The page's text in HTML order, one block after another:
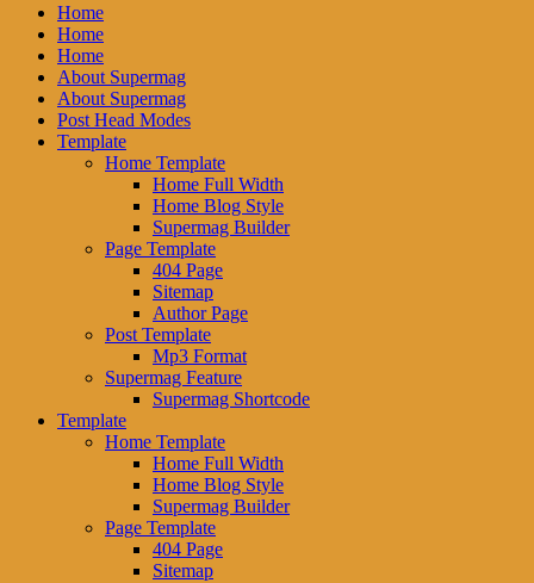
Home
Home
Home
About Supermag
About Supermag
Post Head Modes
Template
Home Template
Home Full Width
Home Blog Style
Supermag Builder
Page Template
404 Page
Sitemap
Author Page
Post Template
Mp3 Format
Supermag Feature
Supermag Shortcode
Template
Home Template
Home Full Width
Home Blog Style
Supermag Builder
Page Template
404 Page
Sitemap